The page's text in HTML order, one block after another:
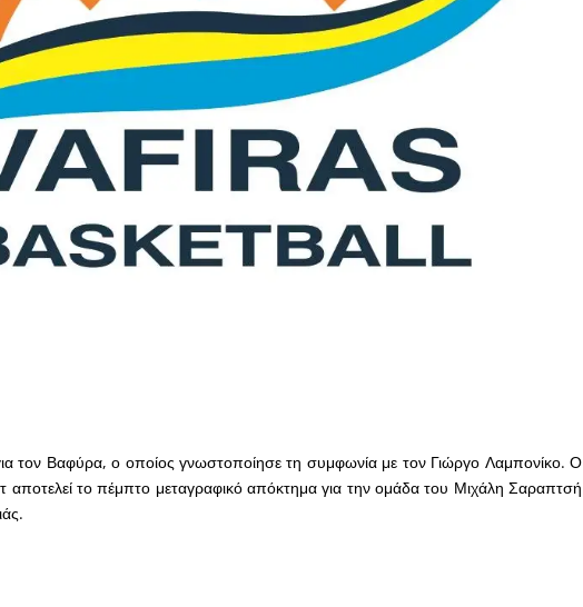
τον Βαφύρα, ο οποίος γνωστοποίησε τη συμφωνία με τον Γιώργο Λαμπονίκο. Ο
αποτελεί το πέμπτο μεταγραφικό απόκτημα για την ομάδα του Μιχάλη Σαραπτσή